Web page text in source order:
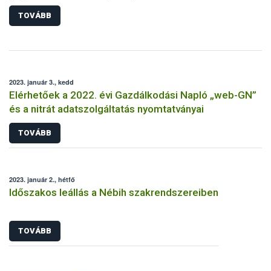
TOVÁBB
2023. január 3., kedd
Elérhetőek a 2022. évi Gazdálkodási Napló „web-GN”
és a nitrát adatszolgáltatás nyomtatványai
TOVÁBB
2023. január 2., hétfő
Időszakos leállás a Nébih szakrendszereiben
TOVÁBB